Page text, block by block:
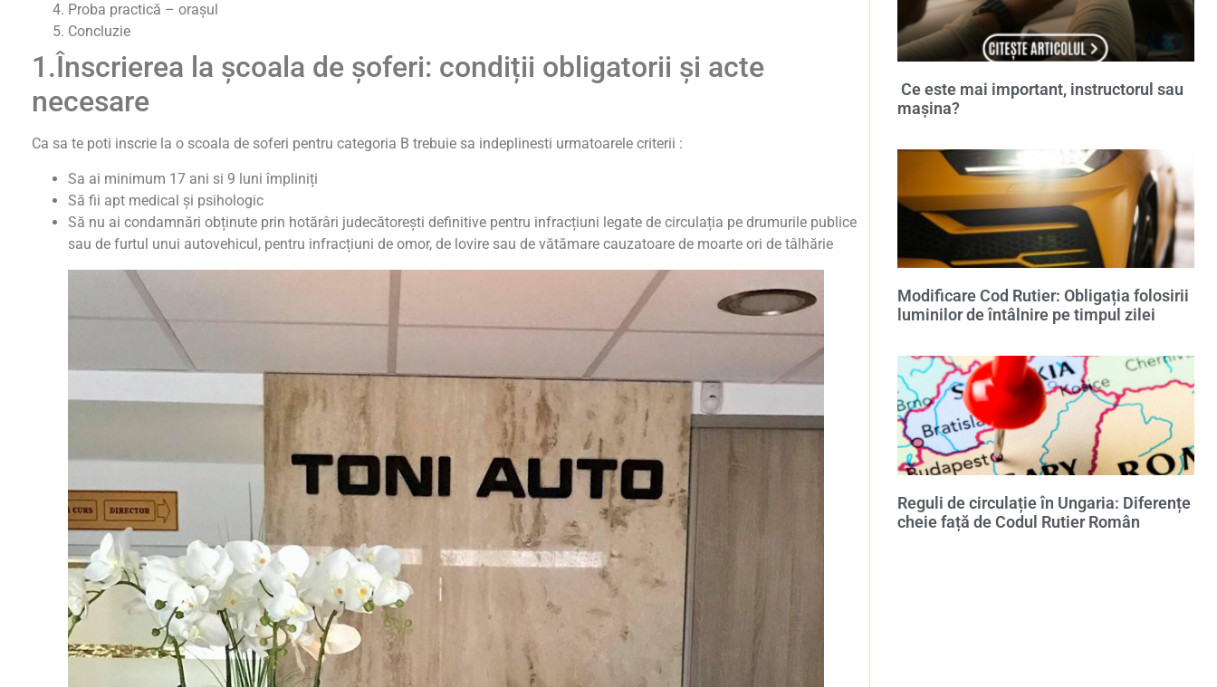
Proba practică – orașul
Concluzie
1.Înscrierea la școala de șoferi: condiții obligatorii și acte
necesare
Ca sa te poti inscrie la o scoala de soferi pentru categoria B trebuie sa indeplinesti urmatoarele criterii :
Sa ai minimum 17 ani si 9 luni împliniți
Să fii apt medical și psihologic
Să nu ai condamnări obținute prin hotărâri judecătorești definitive pentru infracțiuni legate de circulația pe drumurile publice
sau de furtul unui autovehicul, pentru infracțiuni de omor, de lovire sau de vătămare cauzatoare de moarte ori de tâlhărie
Ce este mai important, instructorul sau
mașina?
Modificare Cod Rutier: Obligația folosirii
luminilor de întâlnire pe timpul zilei
Reguli de circulație în Ungaria: Diferențe
cheie față de Codul Rutier Român